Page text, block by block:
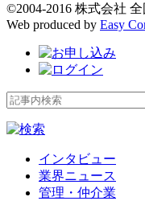
©2004-2016 株式会社
Web produced by Easy
インタビュー
業界ニュース
管理・仲介業